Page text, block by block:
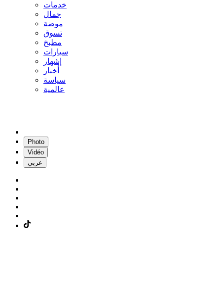
خدمات
جمال
موضة
تسوق
مطبخ
سيارات
إشهار
أخبار
سياسة
عالمية
Photo
Vidéo
عربي